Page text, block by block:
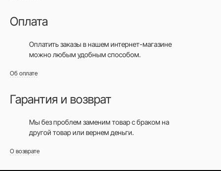
Оплата
Оплатить заказы в нашем интернет-магазине
можно любым удобным способом.
Об оплате
Гарантия и возврат
Мы без проблем заменим товар с браком на
другой товар или вернем деньги.
О возврате